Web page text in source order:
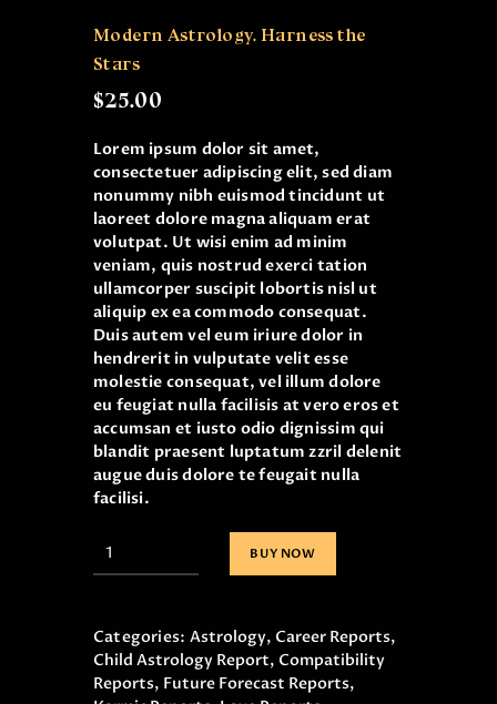
Modern Astrology. Harness the
Stars
$25.00
Lorem ipsum dolor sit amet,
consectetuer adipiscing elit, sed diam
nonummy nibh euismod tincidunt ut
laoreet dolore magna aliquam erat
volutpat. Ut wisi enim ad minim
veniam, quis nostrud exerci tation
ullamcorper suscipit lobortis nisl ut
aliquip ex ea commodo consequat.
Duis autem vel eum iriure dolor in
hendrerit in vulputate velit esse
molestie consequat, vel illum dolore
eu feugiat nulla facilisis at vero eros et
accumsan et iusto odio dignissim qui
blandit praesent luptatum zzril delenit
augue duis dolore te feugait nulla
facilisi.
BUY NOW
Categories: Astrology, Career Reports,
Child Astrology Report, Compatibility
Reports, Future Forecast Reports,